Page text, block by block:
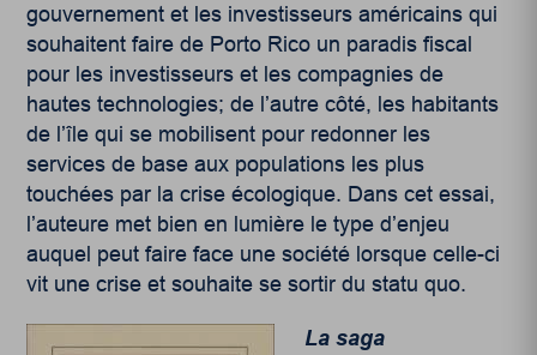
gouvernement et les investisseurs américains qui
souhaitent faire de Porto Rico un paradis fiscal
pour les investisseurs et les compagnies de
hautes technologies; de l’autre côté, les habitants
de l’île qui se mobilisent pour redonner les
services de base aux populations les plus
touchées par la crise écologique. Dans cet essai,
l’auteure met bien en lumière le type d’enjeu
auquel peut faire face une société lorsque celle-ci
vit une crise et souhaite se sortir du statu quo.
La saga